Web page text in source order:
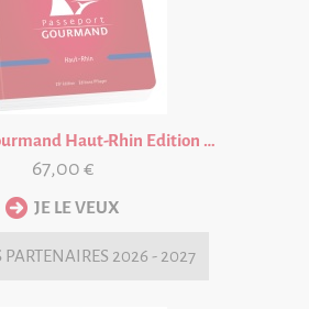
Passeport Gourmand Haut-Rhin Edition 2026/27
67,00 €
PARTENAIRES 2026 - 2027